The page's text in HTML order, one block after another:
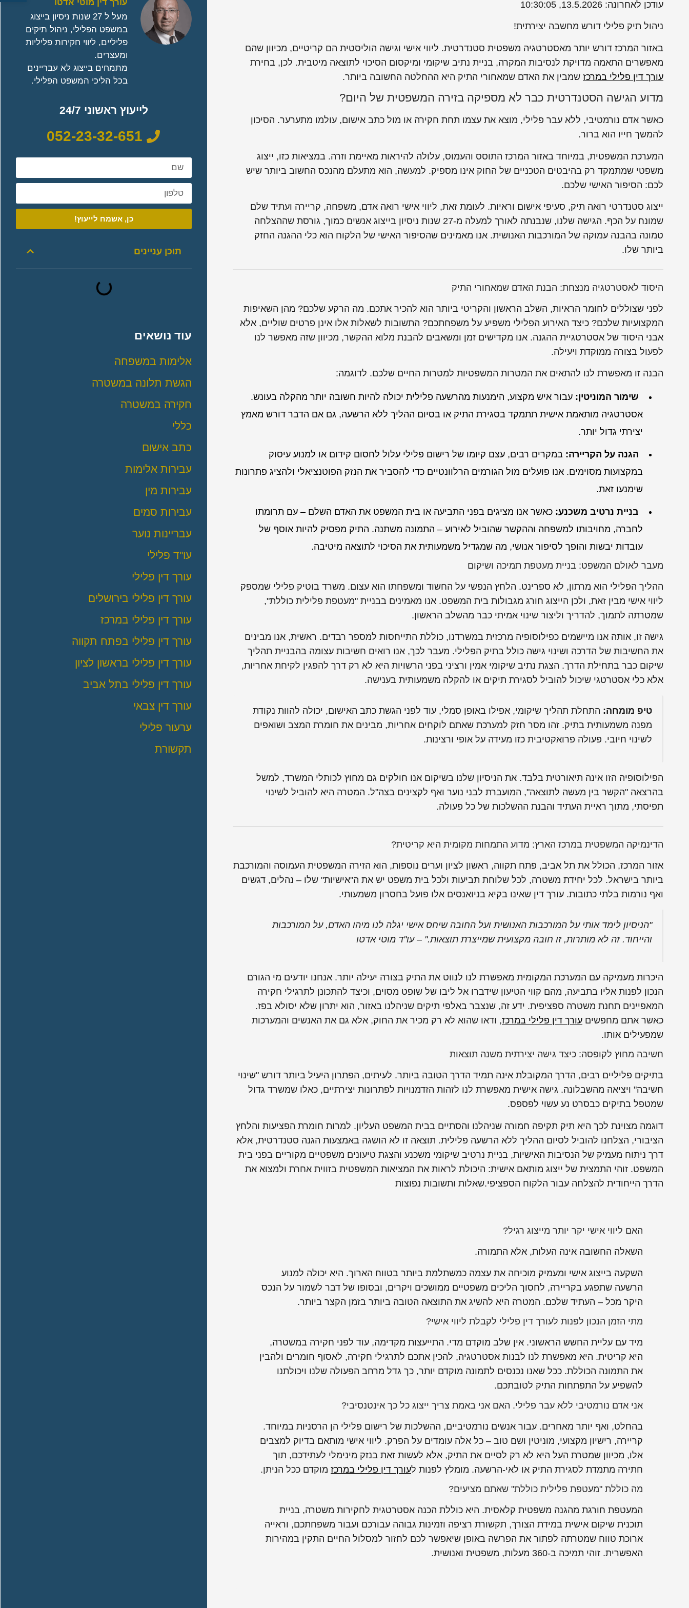
עודכן לאחרונה: 13.5.2026, 10:30:05
ניהול תיק פלילי דורש מחשבה יצירתית!
באזור המרכז דורש יותר מאסטרטגיה משפטית סטנדרטית. ליווי אישי וגישה הוליסטית הם קריטיים, מכיוון שהם
מאפשרים התאמה מדויקת לנסיבות המקרה, בניית נתיב שיקומי ומיקסום הסיכוי לתוצאה מיטבית. לכן, בחירת
עורך דין פלילי במרכז שמבין את האדם שמאחורי התיק היא ההחלטה החשובה ביותר.
מדוע הגישה הסטנדרטית כבר לא מספיקה בזירה המשפטית של היום?
כאשר אדם נורמטיבי, ללא עבר פלילי, מוצא את עצמו תחת חקירה או מול כתב אישום, עולמו מתערער. הסיכון
להמשך חייו הוא ברור.
המערכת המשפטית, במיוחד באזור המרכז התוסס והעמוס, עלולה להיראות מאיימת וזרה. במציאות כזו, ייצוג
משפטי שמתמקד רק בהיבטים הטכניים של החוק אינו מספיק. למעשה, הוא מתעלם מהנכס החשוב ביותר שיש
לכם: הסיפור האישי שלכם.
ייצוג סטנדרטי רואה תיק, סעיפי אישום וראיות. לעומת זאת, ליווי אישי רואה אדם, משפחה, קריירה ועתיד שלם
שמונח על הכף. הגישה שלנו, שנבנתה לאורך למעלה מ-27 שנות ניסיון בייצוג אנשים כמוך, גורסת שההצלחה
טמונה בהבנה עמוקה של המורכבות האנושית. אנו מאמינים שהסיפור האישי של הלקוח הוא כלי ההגנה החזק
ביותר שלו.
היסוד לאסטרטגיה מנצחת: הבנת האדם שמאחורי התיק
לפני שצוללים לחומר הראיות, השלב הראשון והקריטי ביותר הוא להכיר אתכם. מה הרקע שלכם? מהן השאיפות
המקצועיות שלכם? כיצד האירוע הפלילי משפיע על משפחתכם? התשובות לשאלות אלו אינן פרטים שוליים, אלא
אבני היסוד של אסטרטגיית ההגנה. אנו מקדישים זמן ומשאבים להבנת מלוא ההקשר, מכיוון שזה מאפשר לנו
לפעול בצורה ממוקדת ויעילה.
הבנה זו מאפשרת לנו להתאים את המטרות המשפטיות למטרות החיים שלכם. לדוגמה:
שימור המוניטין: עבור איש מקצוע, הימנעות מהרשעה פלילית יכולה להיות חשובה יותר מהקלה בעונש.
אסטרטגיה מותאמת אישית תתמקד בסגירת התיק או בסיום ההליך ללא הרשעה, גם אם הדבר דורש מאמץ
יצירתי גדול יותר.
הגנה על הקריירה: במקרים רבים, עצם קיומו של רישום פלילי עלול לחסום קידום או למנוע עיסוק
במקצועות מסוימים. אנו פועלים מול הגורמים הרלוונטיים כדי להסביר את הנזק הפוטנציאלי ולהציג פתרונות
שימנעו זאת.
בניית נרטיב משכנע: כאשר אנו מציגים בפני התביעה או בית המשפט את האדם השלם – עם תרומתו
לחברה, מחויבותו למשפחה וההקשר שהוביל לאירוע – התמונה משתנה. התיק מפסיק להיות אוסף של
עובדות יבשות והופך לסיפור אנושי, מה שמגדיל משמעותית את הסיכוי לתוצאה מיטיבה.
מעבר לאולם המשפט: בניית מעטפת תמיכה ושיקום
ההליך הפלילי הוא מרתון, לא ספרינט. הלחץ הנפשי על החשוד ומשפחתו הוא עצום. משרד בוטיק פלילי שמספק
ליווי אישי מבין זאת, ולכן הייצוג חורג מגבולות בית המשפט. אנו מאמינים בבניית "מעטפת פלילית כוללת",
שמטרתה לתמוך, להדריך וליצור שינוי אמיתי כבר מהשלב הראשון.
גישה זו, אותה אנו מיישמים כפילוסופיה מרכזית במשרדנו, כוללת התייחסות למספר רבדים. ראשית, אנו מבינים
את החשיבות של הדרכה ושינוי גישה כולל בתיק הפלילי. מעבר לכך, אנו רואים חשיבות עצומה בהבניית תהליך
שיקום כבר בתחילת הדרך. הצגת נתיב שיקומי אמין ורציני בפני הרשויות היא לא רק דרך להפגין לקיחת אחריות,
אלא כלי אסטרטגי שיכול להוביל לסגירת תיקים או להקלה משמעותית בענישה.
טיפ מומחה: התחלת תהליך שיקומי, אפילו באופן סמלי, עוד לפני הגשת כתב האישום, יכולה להוות נקודת
מפנה משמעותית בתיק. זהו מסר חזק למערכת שאתם לוקחים אחריות, מבינים את חומרת המצב ושואפים
לשינוי חיובי. פעולה פרואקטיבית כזו מעידה על אופי ורצינות.
הפילוסופיה הזו אינה תיאורטית בלבד. את הניסיון שלנו בשיקום אנו חולקים גם מחוץ לכותלי המשרד, למשל
בהרצאה "הקשר בין מעשה לתוצאה", המועברת לבני נוער ואף לקצינים בצה"ל. המטרה היא להוביל לשינוי
תפיסתי, מתוך ראיית העתיד והבנת ההשלכות של כל פעולה.
הדינמיקה המשפטית במרכז הארץ: מדוע התמחות מקומית היא קריטית?
אזור המרכז, הכולל את תל אביב, פתח תקווה, ראשון לציון וערים נוספות, הוא הזירה המשפטית העמוסה והמורכבת
ביותר בישראל. לכל יחידת משטרה, לכל שלוחת תביעות ולכל בית משפט יש את ה"אישיות" שלו – נהלים, דגשים
ואף נורמות בלתי כתובות. עורך דין שאינו בקיא בניואנסים אלו פועל בחסרון משמעותי.
"הניסיון לימד אותי על המורכבות האנושית ועל החובה שיחס אישי יגלה לנו מיהו האדם, על המורכבות
והייחוד. זה לא מותרות, זו חובה מקצועית שמייצרת תוצאות." – עו"ד מוטי אדטו
היכרות מעמיקה עם המערכת המקומית מאפשרת לנו לנווט את התיק בצורה יעילה יותר. אנחנו יודעים מי הגורם
הנכון לפנות אליו בתביעה, מהם קווי הטיעון שידברו אל ליבו של שופט מסוים, וכיצד להתכונן לתרגילי חקירה
המאפיינים תחנת משטרה ספציפית. ידע זה, שנצבר באלפי תיקים שניהלנו באזור, הוא יתרון שלא יסולא בפז.
כאשר אתם מחפשים עורך דין פלילי במרכז, ודאו שהוא לא רק מכיר את החוק, אלא גם את האנשים והמערכות
שמפעילים אותו.
חשיבה מחוץ לקופסה: כיצד גישה יצירתית משנה תוצאות
בתיקים פליליים רבים, הדרך המקובלת אינה תמיד הדרך הטובה ביותר. לעיתים, הפתרון היעיל ביותר דורש "שינוי
חשיבה" ויציאה מהשבלונה. גישה אישית מאפשרת לנו לזהות הזדמנויות לפתרונות יצירתיים, כאלו שמשרד גדול
שמטפל בתיקים כבסרט נע עשוי לפספס.
דוגמה מצוינת לכך היא תיק תקיפה חמורה שניהלנו והסתיים בבית המשפט העליון. למרות חומרת הפציעות והלחץ
הציבורי, הצלחנו להוביל לסיום ההליך ללא הרשעה פלילית. תוצאה זו לא הושגה באמצעות הגנה סטנדרטית, אלא
דרך ניתוח מעמיק של הנסיבות האישיות, בניית נרטיב שיקומי משכנע והצגת טיעונים משפטיים מקוריים בפני בית
המשפט. זוהי התמצית של ייצוג מותאם אישית: היכולת לראות את המציאות המשפטית בזווית אחרת ולמצוא את
הדרך הייחודית להצלחה עבור הלקוח הספציפי.שאלות ותשובות נפוצות
האם ליווי אישי יקר יותר מייצוג רגיל?
השאלה החשובה אינה העלות, אלא התמורה.
השקעה בייצוג אישי ומעמיק מוכיחה את עצמה כמשתלמת ביותר בטווח הארוך. היא יכולה למנוע
הרשעה שתפגע בקריירה, לחסוך הליכים משפטיים ממושכים ויקרים, ובסופו של דבר לשמור על הנכס
היקר מכל – העתיד שלכם. המטרה היא להשיג את התוצאה הטובה ביותר בזמן הקצר ביותר.
מתי הזמן הנכון לפנות לעורך דין פלילי לקבלת ליווי אישי?
מיד עם עליית החשש הראשוני. אין שלב מוקדם מדי. התייעצות מקדימה, עוד לפני חקירה במשטרה,
היא קריטית. היא מאפשרת לנו לבנות אסטרטגיה, להכין אתכם לתרגילי חקירה, לאסוף חומרים ולהבין
את התמונה הכוללת. ככל שאנו נכנסים לתמונה מוקדם יותר, כך גדל מרחב הפעולה שלנו ויכולתנו
להשפיע על התפתחות התיק לטובתכם.
אני אדם נורמטיבי ללא עבר פלילי. האם אני באמת צריך ייצוג כל כך אינטנסיבי?
בהחלט, ואף יותר מאחרים. עבור אנשים נורמטיביים, ההשלכות של רישום פלילי הן הרסניות במיוחד.
קריירה, רישיון מקצועי, מוניטין ושם טוב – כל אלה עומדים על הפרק. ליווי אישי מותאם בדיוק למצבים
אלו, מכיוון שמטרת העל היא לא רק לסיים את התיק, אלא לעשות זאת בנזק מינימלי לעתידכם, תוך
חתירה מתמדת לסגירת התיק או לאי-הרשעה. מומלץ לפנות לעורך דין פלילי במרכז מוקדם ככל הניתן.
מה כוללת "מעטפת פלילית כוללת" שאתם מציעים?
המעטפת חורגת מהגנה משפטית קלאסית. היא כוללת הכנה אסטרטגית לחקירות משטרה, בניית
תוכנית שיקום אישית במידת הצורך, תקשורת רציפה וזמינות גבוהה עבורכם ועבור משפחתכם, וראייה
ארוכת טווח שמטרתה לפתור את הפרשה באופן שיאפשר לכם לחזור למסלול החיים התקין במהירות
האפשרית. זוהי תמיכה ב-360 מעלות, משפטית ואנושית.
עורך דין מוטי אדטו
מעל ל 27 שנות ניסיון בייצוג
במשפט הפלילי, ניהול תיקים
פליליים, ליווי חקירות פליליות
ומעצרים.
מתמחים בייצוג לא עבריינים
בכל הליכי המשפט הפלילי.
לייעוץ ראשוני 24/7
052-23-32-651
כן, אשמח לייעוץ!
תוכן עניינים
עוד נושאים
אלימות במשפחה
הגשת תלונה במשטרה
חקירה במשטרה
כללי
כתב אישום
עבירות אלימות
עבירות מין
עבירות סמים
עבריינות נוער
עו"ד פלילי
עורך דין פלילי
עורך דין פלילי בירושלים
עורך דין פלילי במרכז
עורך דין פלילי בפתח תקווה
עורך דין פלילי בראשון לציון
עורך דין פלילי בתל אביב
עורך דין צבאי
ערעור פלילי
תקשורת